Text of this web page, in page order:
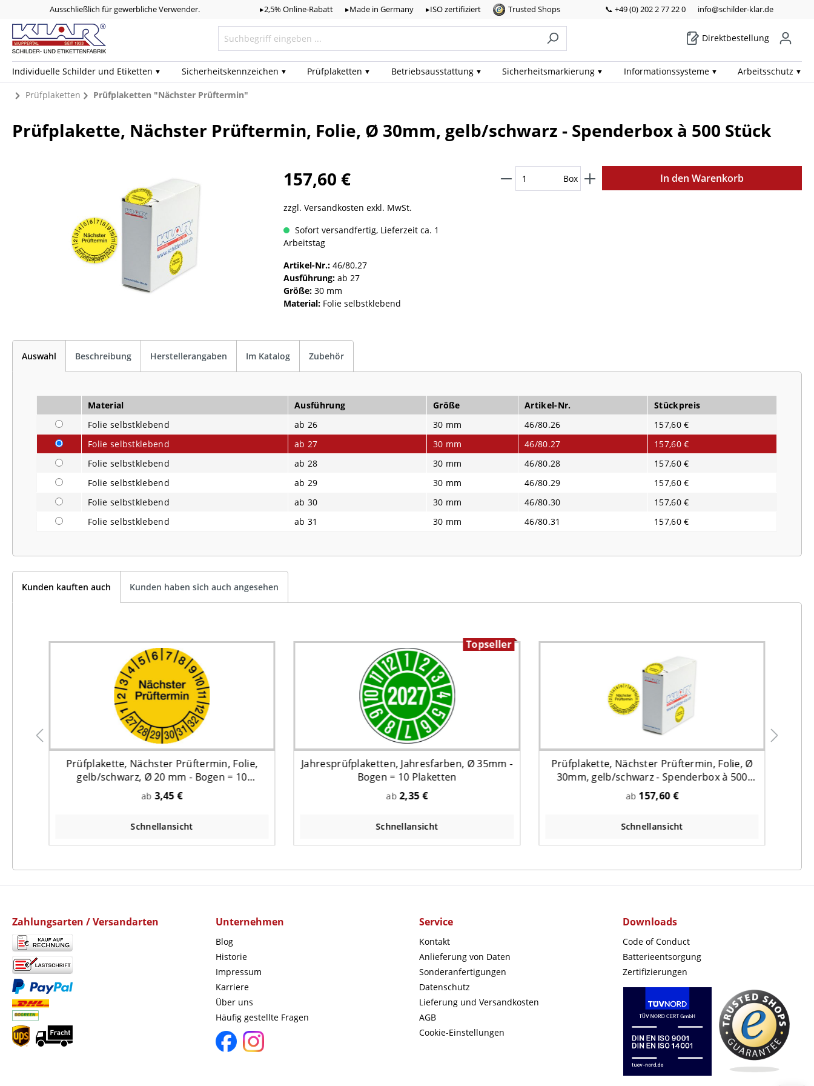
Ausschließlich für gewerbliche Verwender. ▸2,5% Online-Rabatt ▸Made in Germany ▸ISO zertifiziert Trusted Shops 📞 +49 (0) 202 2 77 22 0 info@schilder-klar.de
Direktbestellung
Individuelle Schilder und Etiketten Sicherheits­kennzeichen Prüf­plaketten Betriebs­ausstattung Sicherheits­markierung Informations­systeme Arbeits­schutz
Prüfplaketten Prüfplaketten "Nächster Prüftermin"
Prüfplakette, Nächster Prüftermin, Folie, Ø 30mm, gelb/schwarz - Spenderbox à 500 Stück
157,60 €
zzgl. Versandkosten exkl. MwSt.
Box In den Warenkorb
Sofort versandfertig, Lieferzeit ca. 1
Arbeitstag
Artikel-Nr.: 46/80.27
Ausführung: ab 27
Größe: 30 mm
Material: Folie selbstklebend
Auswahl Beschreibung Herstellerangaben Im Katalog Zubehör
Material Ausführung Größe Artikel-Nr.
Stückpreis
Folie selbstklebend
ab 26 30 mm 46/80.26
157,60 €
Folie selbstklebend
ab 27 30 mm 46/80.27
157,60 €
Folie selbstklebend
ab 28 30 mm 46/80.28
157,60 €
Folie selbstklebend
ab 29 30 mm 46/80.29
157,60 €
Folie selbstklebend
ab 30 30 mm 46/80.30
157,60 €
Folie selbstklebend
ab 31 30 mm 46/80.31 157,60 €
Kunden kauften auch Kunden haben sich auch angesehen
Prüfplakette, Nächster Prüftermin, Folie,
gelb/schwarz, Ø 20 mm - Bogen = 10
Plaketten
ab 3,45 €
Schnellansicht
Topseller
Jahresprüfplaketten, Jahresfarben, Ø 35mm -
Bogen = 10 Plaketten
ab2,35 €
Schnellansicht
Prüfplakette, Nächster Prüftermin, Folie, Ø
30mm, gelb/schwarz - Spenderbox à 500
Stück
ab 157,60 €
Schnellansicht
Zahlungsarten / Versandarten Unternehmen
Blog
Historie
Impressum
Karriere
Über uns
Häufig gestellte Fragen
Service
Kontakt
Anlieferung von Daten
Sonderanfertigungen
Datenschutz
Lieferung und Versandkosten
AGB
Cookie-Einstellungen
Downloads
Code of Conduct
Batterieentsorgung
Zertifizierungen